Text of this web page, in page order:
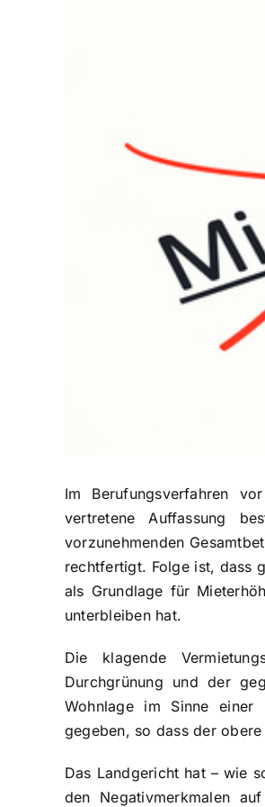
Im Berufungsverfahren
vertretene Auffassung
vorzunehmenden
rechtfertigt. Folge ist, dass
als Grundlage für
unterbleiben hat.
Die klagende
Durchgrünung und der
Wohnlage im Sinne einer
gegeben, so dass der
Das Landgericht hat – wie
den Negativmerkmalen